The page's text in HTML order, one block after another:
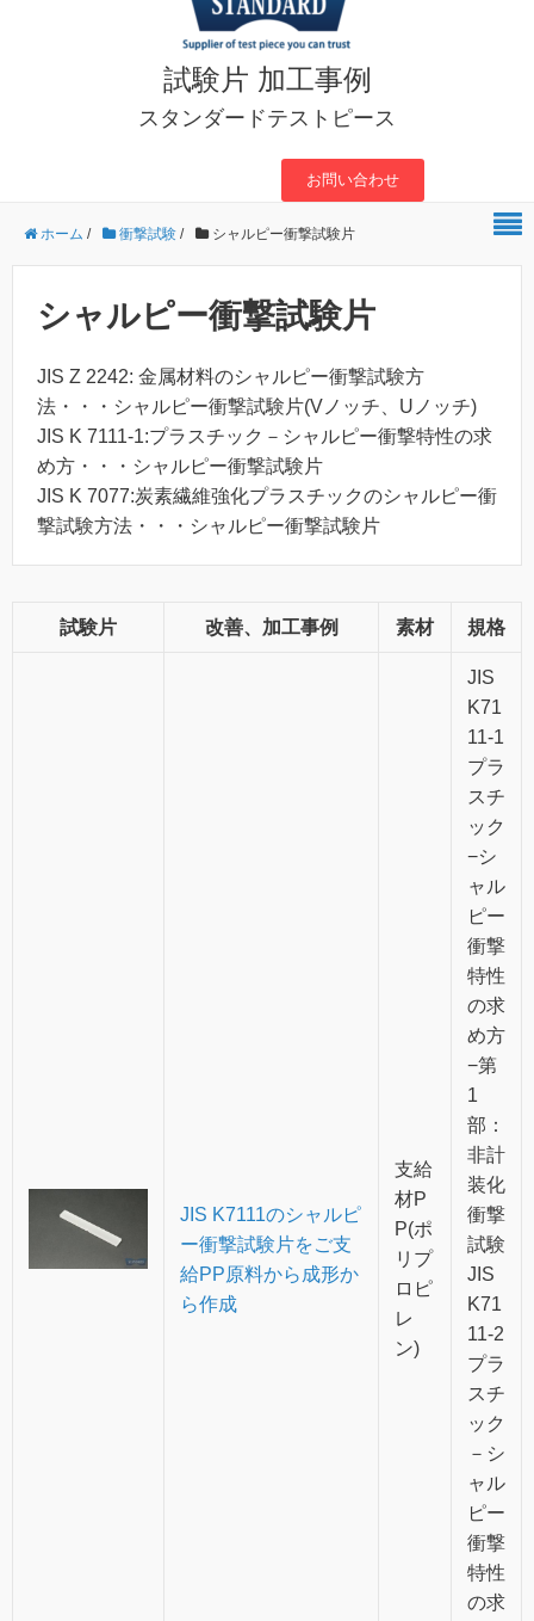
試験片 加工事例
スタンダードテストピース
お問い合わせ
ホーム / 衝撃試験 / シャルピー衝撃試験片
シャルピー衝撃試験片
JIS Z 2242: 金属材料のシャルピー衝撃試験方
法・・・シャルピー衝撃試験片(Vノッチ、Uノッチ)
JIS K 7111-1:プラスチック－シャルピー衝撃特性の求
め方・・・シャルピー衝撃試験片
JIS K 7077:炭素繊維強化プラスチックのシャルピー衝
撃試験方法・・・シャルピー衝撃試験片
試験片 改善、加工事例 素材 規格
JIS K7111のシャルピ
ー衝撃試験片をご支
給PP原料から成形か
ら作成
支給
材P
P(ポ
リプ
ロピ
レ
ン)
JIS
K71
11-1
プラ
スチ
ック
−シ
ャル
ピー
衝撃
特性
の求
め方
−第
1
部：
非計
装化
衝撃
試験
JIS
K71
11-2
プラ
スチ
ック
－シ
ャル
ピー
衝撃
特性
の求